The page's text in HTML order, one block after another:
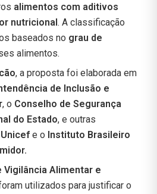
alimentos com aditivos
nutricional. A classificação
baseados no grau de
alimentos.
, a proposta foi elaborada em
de Inclusão e
, o Conselho de Segurança
do Estado, e outras
Unicef e o Instituto Brasileiro
Vigilância Alimentar e
utilizados para justificar o